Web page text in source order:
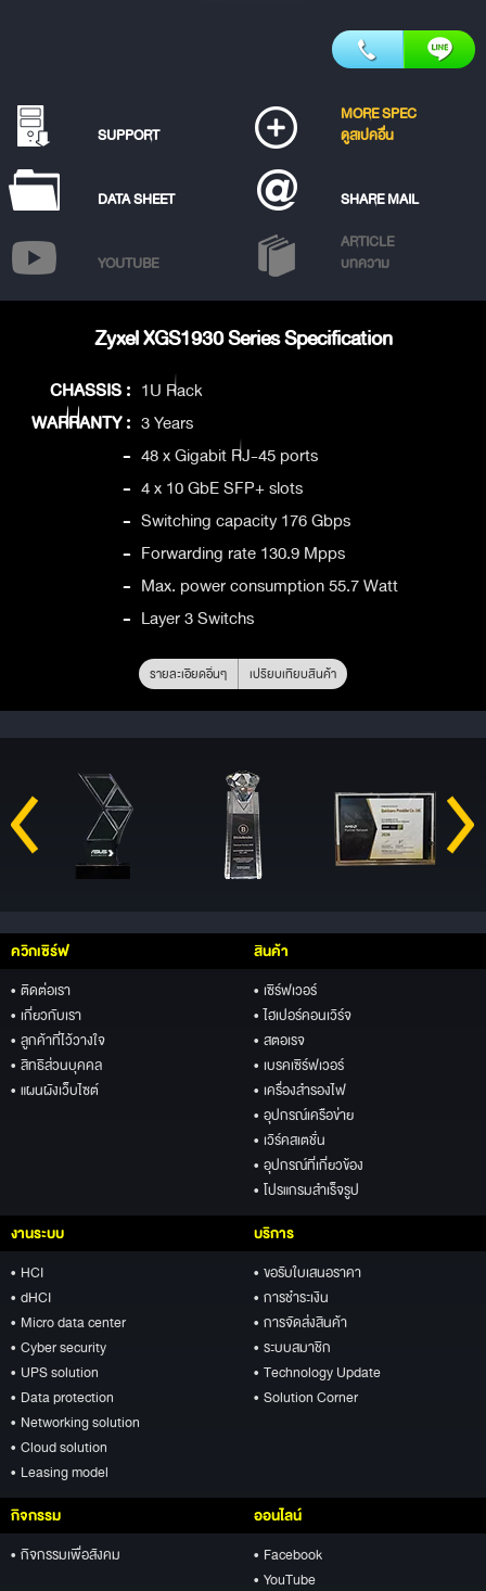
SUPPORT
MORE SPEC
ดูสเปคอื่น
DATA SHEET SHARE MAIL
YOUTUBE
ARTICLE
บทความ
Zyxel XGS1930 Series Specification
CHASSIS : 1U Rack
WARRANTY : 3 Years
- 48 x Gigabit RJ-45 ports
- 4 x 10 GbE SFP+ slots
- Switching capacity 176 Gbps
- Forwarding rate 130.9 Mpps
- Max. power consumption 55.7 Watt
- Layer 3 Switchs
รายละเอียดอื่นๆ เปรียบเทียบสินค้า
ควิกเซิร์ฟ
• ติดต่อเรา
• เกี่ยวกับเรา
• ลูกค้าที่ไว้วางใจ
• สิทธิส่วนบุคคล
• แผนผังเว็บไซต์
สินค้า
• เซิร์ฟเวอร์
• ไฮเปอร์คอนเวิร์จ
• สตอเรจ
• เบรคเซิร์ฟเวอร์
• เครื่องสำรองไฟ
• อุปกรณ์เครือข่าย
• เวิร์คสเตชั่น
• อุปกรณ์ที่เกี่ยวข้อง
• โปรแกรมสำเร็จรูป
งานระบบ
• HCI
• dHCI
• Micro data center
• Cyber security
• UPS solution
• Data protection
• Networking solution
• Cloud solution
• Leasing model
บริการ
• ขอรับใบเสนอราคา
• การชำระเงิน
• การจัดส่งสินค้า
• ระบบสมาชิก
• Technology Update
• Solution Corner
กิจกรรม
• กิจกรรมเพื่อสังคม
ออนไลน์
• Facebook
• YouTube